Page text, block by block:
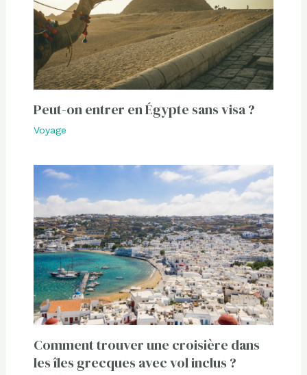
Peut-on entrer en Égypte sans visa ?
Voyage
Comment trouver une croisière dans
les îles grecques avec vol inclus ?